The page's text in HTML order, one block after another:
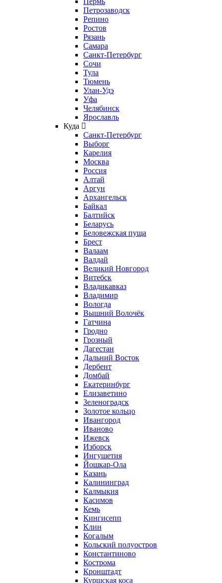
Петрозаводск
Репино
Ростов
Рязань
Самара
Санкт-Петербург
Сочи
Тула
Тюмень
Улан-Удэ
Уфа
Челябинск
Ярославль
Куда
Санкт-Петербург
Выборг
Карелия
Москва
Россия
Алтай
Аргун
Архангельск
Байкал
Балтийск
Беларусь
Беловежская пуща
Брест
Валаам
Валдай
Великий Новгород
Витебск
Владикавказ
Владимир
Вологда
Вышний Волочёк
Гатчина
Гродно
Грозный
Дагестан
Дальний Восток
Дербент
Домбай
Екатеринбург
Елизаветино
Зеленоградск
Золотое кольцо
Ивангород
Иваново
Ижевск
Изборск
Ингушетия
Йошкар-Ола
Казань
Калининград
Калмыкия
Касимов
Кемь
Кингисепп
Клин
Когалым
Кольский полуостров
Константиново
Кострома
Кронштадт
Куршская коса